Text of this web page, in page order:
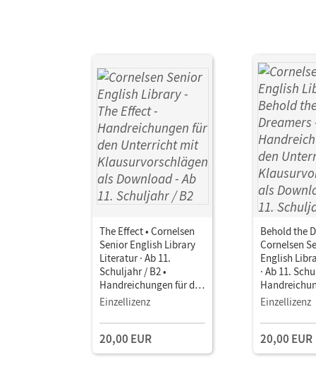
The Effect • Cornelsen
Senior English Library
Literatur · Ab 11.
Schuljahr / B2 •
Handreichungen für den
Unterricht mit
Download
Einzellizenz
20,00 EUR
Behold the
Cornelsen
English
· Ab 11.
Unterricht
Download
Einzellizenz
20,00 EUR